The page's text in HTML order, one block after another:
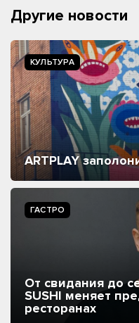
Другие новости
КУЛЬТУРА
ARTPLAY
ГАСТРО
От свидания до
SUSHI меняет
ресторанах